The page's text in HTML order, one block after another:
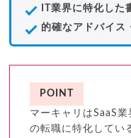
IT業界に特化し
的確なアドバイス
POINT
マーキャリはSaaS
の転職に特化してい